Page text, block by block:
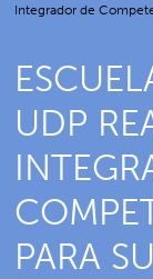
Integrador de
UDP
PARA